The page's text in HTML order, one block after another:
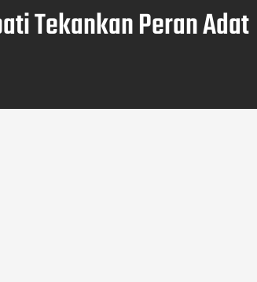
Tekankan Peran Adat
Keharmonisan Masyarakat